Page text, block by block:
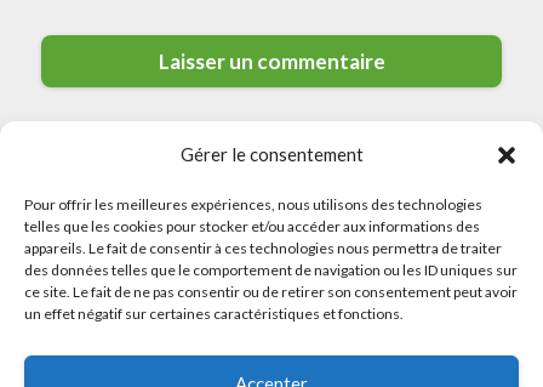
Gérer le consentement
Pour offrir les meilleures expériences, nous utilisons des technologies
telles que les cookies pour stocker et/ou accéder aux informations des
appareils. Le fait de consentir à ces technologies nous permettra de traiter
des données telles que le comportement de navigation ou les ID uniques sur
ce site. Le fait de ne pas consentir ou de retirer son consentement peut avoir
un effet négatif sur certaines caractéristiques et fonctions.
© 2026 Meilleurs Plombiers · All rights reserved